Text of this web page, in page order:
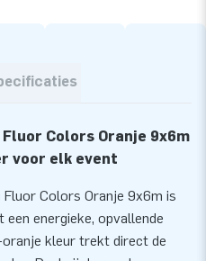
Colors Oranje 9x6m
voor elk event
Colors Oranje 9x6m is
energieke, opvallende
kleur trekt direct de